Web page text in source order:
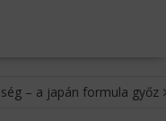
– a japán formula győz